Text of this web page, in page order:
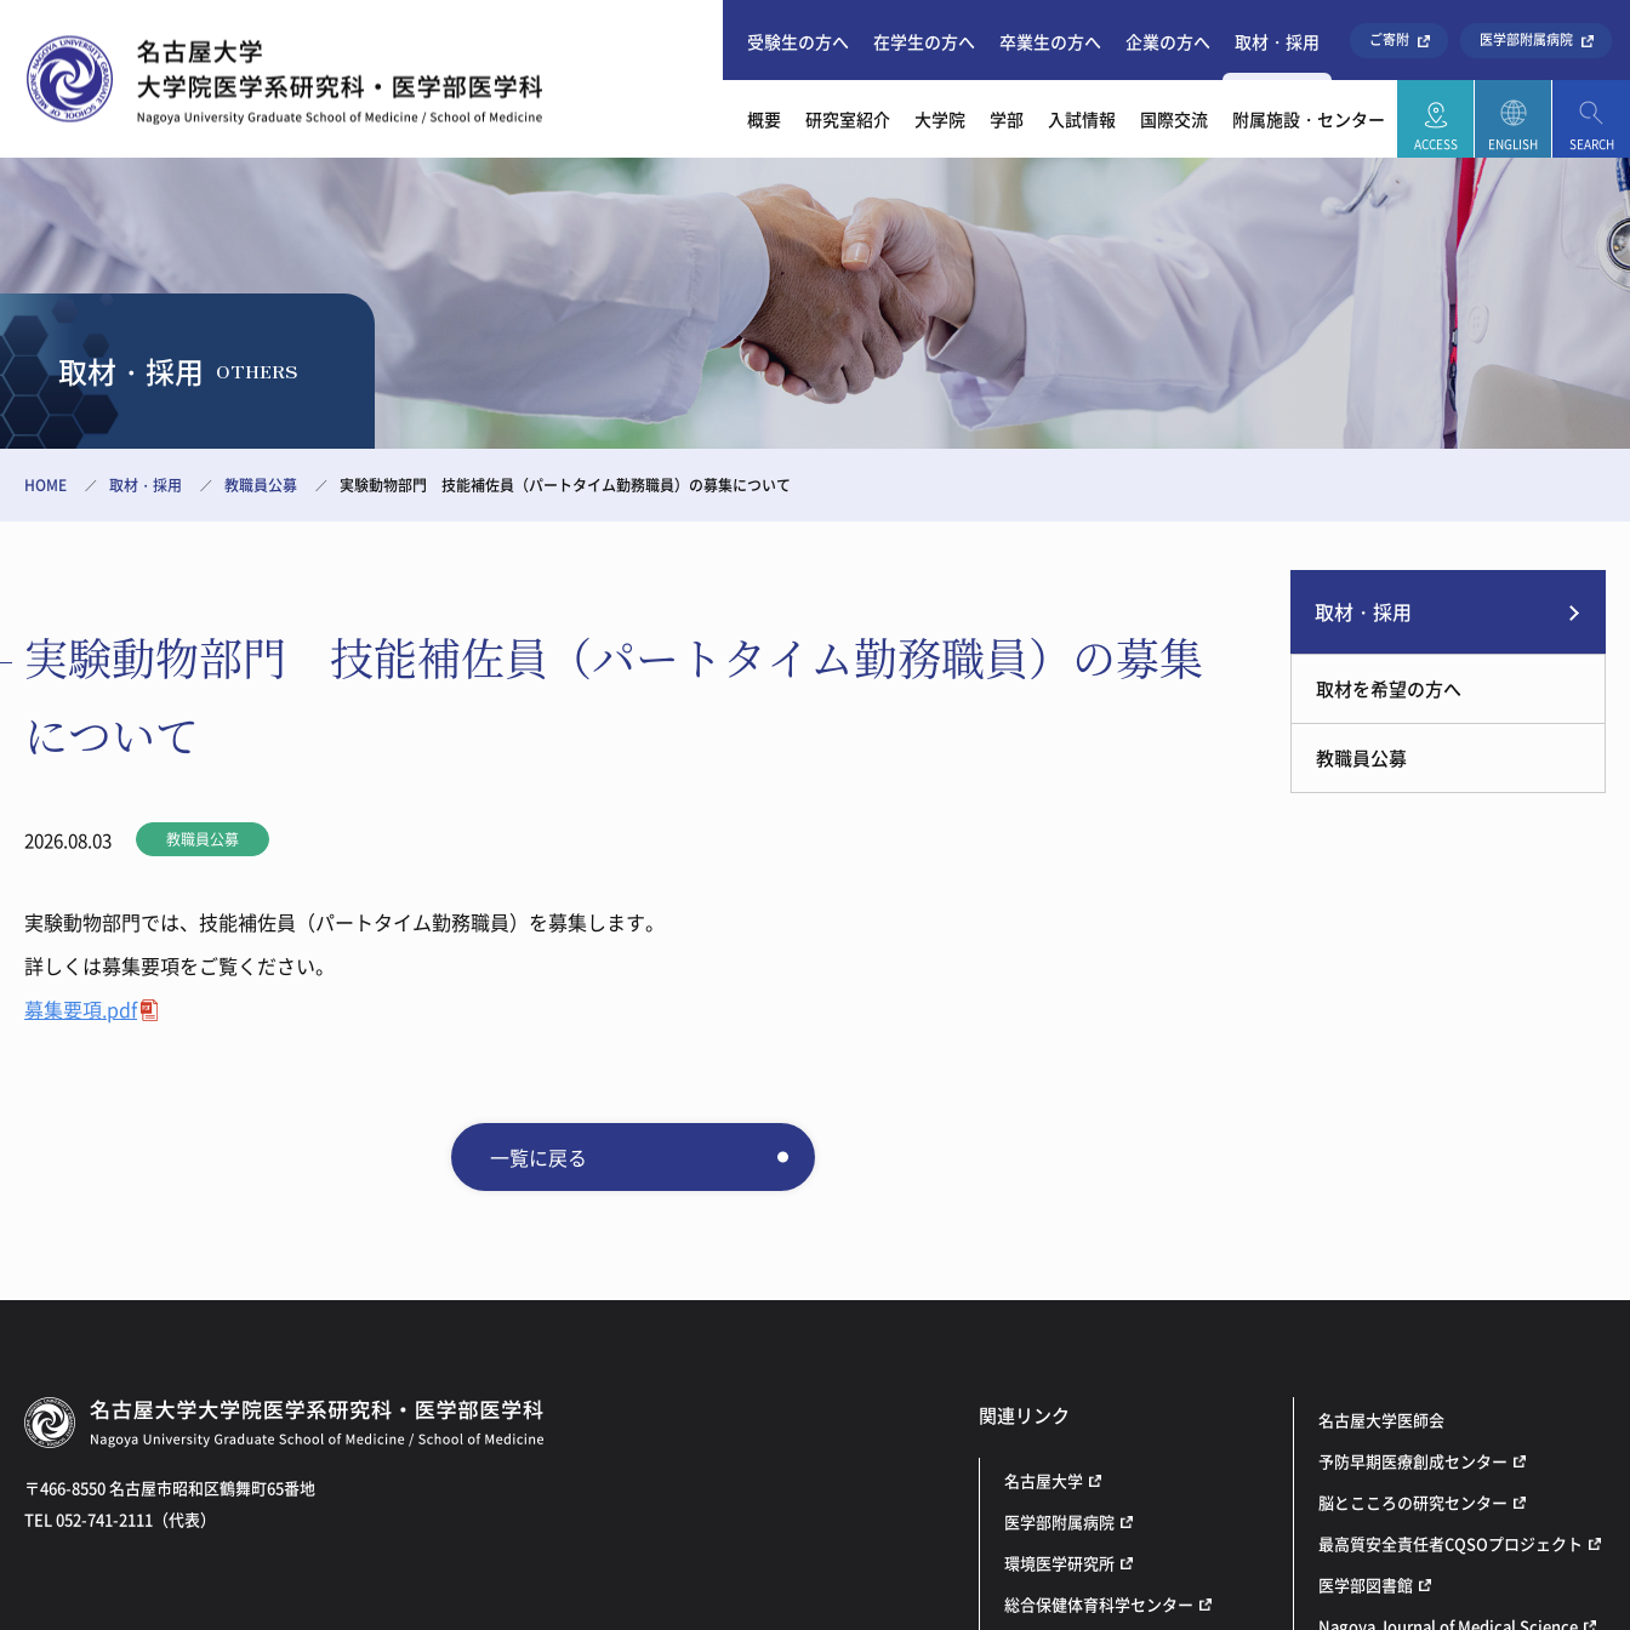
受験生の方へ 在学生の方へ 卒業生の方へ 企業の方へ 取材・採用 ご寄附 医学部附属病院
概要 研究室紹介 大学院 学部 入試情報 国際交流 附属施設・センター
取材・採用 OTHERS
HOME 取材・採用 教職員公募 実験動物部門 技能補佐員（パートタイム勤務職員）の募集について
実験動物部門 技能補佐員（パートタイム勤務職員）の募集
について
2026.08.03 教職員公募
実験動物部門では、技能補佐員（パートタイム勤務職員）を募集します。
詳しくは募集要項をご覧ください。
募集要項.pdf
一覧に戻る
取材・採用
取材を希望の方へ
教職員公募
〒466-8550 名古屋市昭和区鶴舞町65番地
TEL 052-741-2111（代表）
関連リンク
名古屋大学
医学部附属病院
環境医学研究所
総合保健体育科学センター
名古屋大学医師会
予防早期医療創成センター
脳とこころの研究センター
最高質安全責任者CQSOプロジェクト
医学部図書館